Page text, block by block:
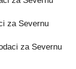
za Severnu
za Severnu